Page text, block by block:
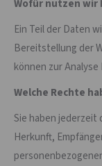
Wofür nutzen wir
Ein Teil der Daten
Bereitstellung der
können zur
Welche Rechte
Sie haben
Herkunft,